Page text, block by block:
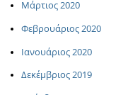
Μάρτιος 2020
Φεβρουάριος 2020
Ιανουάριος 2020
Δεκέμβριος 2019